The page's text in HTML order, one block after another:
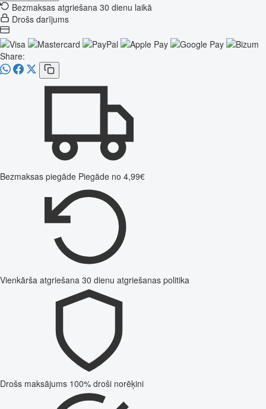
Bezmaksas atgriešana 30 dienu laikā
Drošs darījums
Share:
Bezmaksas piegāde Piegāde no 4,99€
Vienkārša atgriešana 30 dienu atgriešanas politika
Drošs maksājums 100% droši norēķini